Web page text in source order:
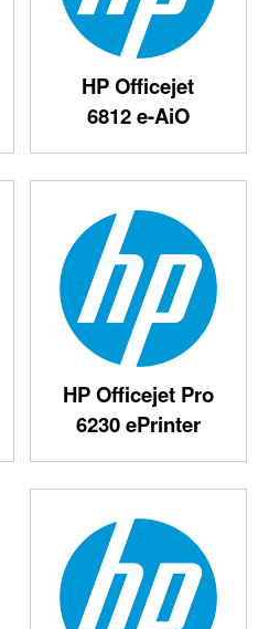
HP Officejet
6812 e-AiO
HP Officejet Pro
6230 ePrinter